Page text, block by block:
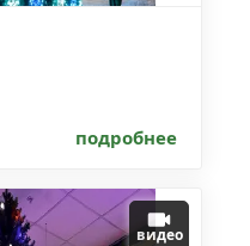
подробнее
видео